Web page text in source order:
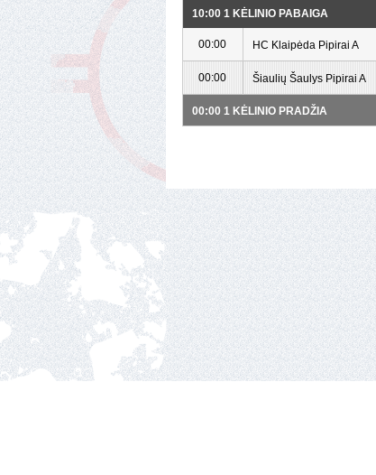
10:00 1 KĖLINIO PABAIGA
00:00 HC Klaipėda Pipirai A
00:00 Šiaulių Šaulys Pipirai A
00:00 1 KĖLINIO PRADŽIA